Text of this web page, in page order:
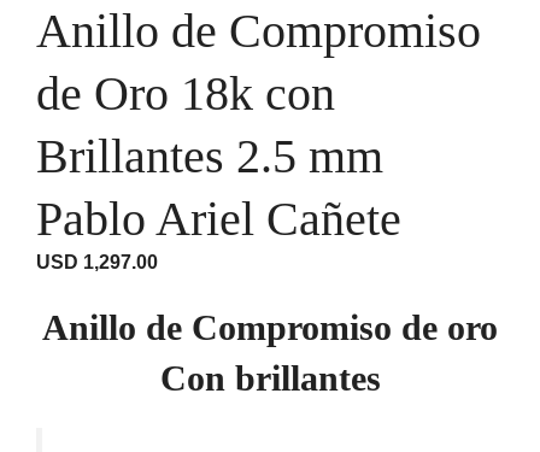
Anillo de Compromiso
de Oro 18k con
Brillantes 2.5 mm
Pablo Ariel Cañete
USD 1,297.00
Anillo de Compromiso de oro
Con brillantes